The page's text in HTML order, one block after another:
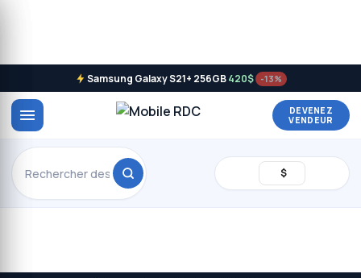
Samsung Galaxy S21+ 256GB 420$ -13%
DEVENEZ
VENDEUR
$